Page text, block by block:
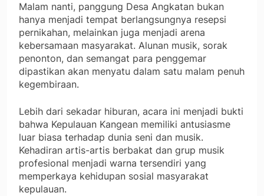
Malam nanti, panggung Desa Angkatan bukan
hanya menjadi tempat berlangsungnya resepsi
pernikahan, melainkan juga menjadi arena
kebersamaan masyarakat. Alunan musik, sorak
penonton, dan semangat para penggemar
dipastikan akan menyatu dalam satu malam penuh
kegembiraan.
Lebih dari sekadar hiburan, acara ini menjadi bukti
bahwa Kepulauan Kangean memiliki antusiasme
luar biasa terhadap dunia seni dan musik.
Kehadiran artis-artis berbakat dan grup musik
profesional menjadi warna tersendiri yang
memperkaya kehidupan sosial masyarakat
kepulauan.